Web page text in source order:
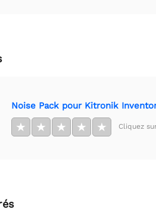
Noise Pack pour Kitronik
★ ★ ★ ★ ★ Cliquez